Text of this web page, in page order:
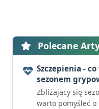
Polecane
Szczepienia -
sezonem
Zbliżający się
warto pomyśleć o